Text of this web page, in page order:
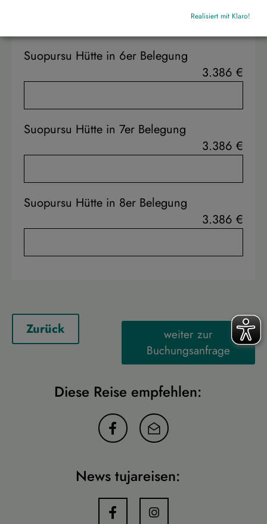
Suopursu Hütte in 6er Belegung
3.386 €
Suopursu Hütte in 7er Belegung
3.386 €
Suopursu Hütte in 8er Belegung
3.386 €
Zurück
weiter zur
Buchungsanfrage
Diese Reise empfehlen:
News tujareisen:
Realisiert mit Klaro!